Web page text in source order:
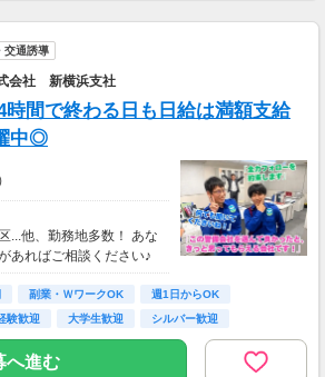
交通誘導
会社 新横浜支社
時間で終わる日も日給は満額支給
中◎
...他、勤務地多数！ あな
あればご相談ください♪
直帰もOKです♪ ◆警備現
支給します！
副業・ＷワークOK
週1日からOK
験歓迎 大学生歓迎
シルバー歓迎
へ進む